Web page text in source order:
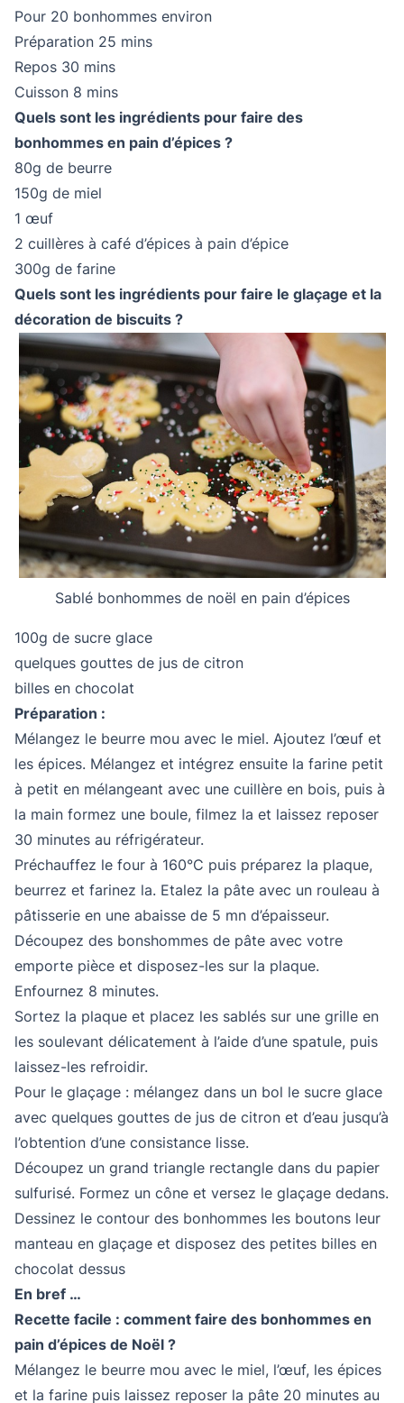
Pour 20 bonhommes environ
Préparation 25 mins
Repos 30 mins
Cuisson 8 mins
Quels sont les ingrédients pour faire des
bonhommes en pain d’épices ?
80g de beurre
150g de miel
1 œuf
2 cuillères à café d’épices à pain d’épice
300g de farine
Quels sont les ingrédients pour faire le glaçage et la
décoration de biscuits ?
Sablé bonhommes de noël en pain d’épices
100g de sucre glace
quelques gouttes de jus de citron
billes en chocolat
Préparation :
Mélangez le beurre mou avec le miel. Ajoutez l’œuf et
les épices. Mélangez et intégrez ensuite la farine petit
à petit en mélangeant avec une cuillère en bois, puis à
la main formez une boule, filmez la et laissez reposer
30 minutes au réfrigérateur.
Préchauffez le four à 160°C puis préparez la plaque,
beurrez et farinez la. Etalez la pâte avec un rouleau à
pâtisserie en une abaisse de 5 mn d’épaisseur.
Découpez des bonshommes de pâte avec votre
emporte pièce et disposez-les sur la plaque.
Enfournez 8 minutes.
Sortez la plaque et placez les sablés sur une grille en
les soulevant délicatement à l’aide d’une spatule, puis
laissez-les refroidir.
Pour le glaçage : mélangez dans un bol le sucre glace
avec quelques gouttes de jus de citron et d’eau jusqu’à
l’obtention d’une consistance lisse.
Découpez un grand triangle rectangle dans du papier
sulfurisé. Formez un cône et versez le glaçage dedans.
Dessinez le contour des bonhommes les boutons leur
manteau en glaçage et disposez des petites billes en
chocolat dessus
En bref …
Recette facile : comment faire des bonhommes en
pain d’épices de Noël ?
Mélangez le beurre mou avec le miel, l’œuf, les épices
et la farine puis laissez reposer la pâte 20 minutes au